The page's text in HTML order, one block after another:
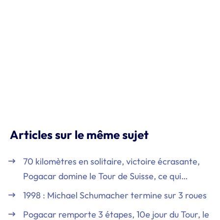
Articles sur le même sujet
70 kilomètres en solitaire, victoire écrasante,
Pogacar domine le Tour de Suisse, ce qui…
1998 : Michael Schumacher termine sur 3 roues
Pogacar remporte 3 étapes, 10e jour du Tour, le